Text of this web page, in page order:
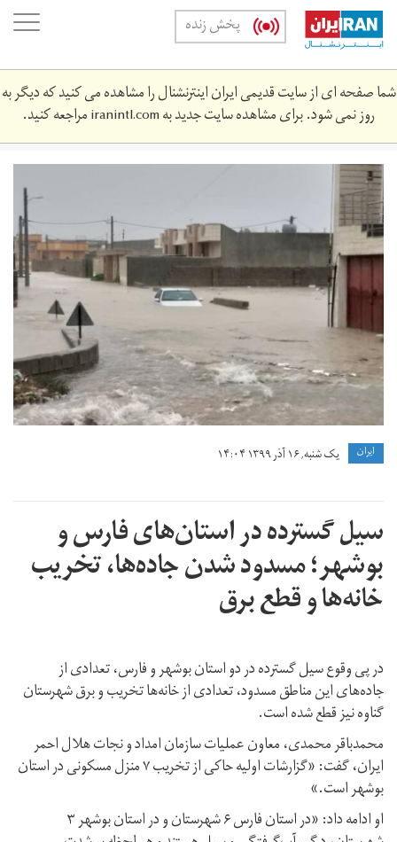
Skip
main
content
پخش زنده
شما صفحه ای از سایت قدیمی ایران اینترنشنال را مشاهده می کنید که دیگر به
روز نمی شود. برای مشاهده سایت جدید بهiranintl.comمراجعه کنید.
microsoftteams-
image_1.png
ايران یک شنبه, ۱۶ آذر ۱۳۹۹ ۱۴:۰۴
سیل گسترده در استان‌های فارس و
بوشهر؛ مسدود شدن جاده‌ها، تخریب
خانه‌ها و قطع برق
در پی وقوع سیل گسترده در دو استان بوشهر و فارس، تعدادی از
جاده‌های این مناطق مسدود، تعدادی از خانه‌ها تخریب و برق شهرستان
گناوه نیز قطع شده است.
محمدباقر محمدی، معاون عملیات سازمان امداد و نجات هلال احمر
ایران، گفت: «گزارشات اولیه حاکی از تخریب ۷ منزل مسکونی در استان
بوشهر است.»
او ادامه داد: «در استان فارس ۶ شهرستان و در استان بوشهر ۳